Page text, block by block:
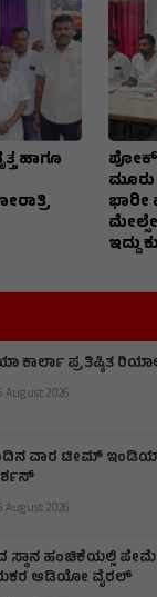
ಹಾಗೂ
ಇದ್ದು
ಕಾರ್ಲಾ ಪ್ರತಿಷ್ಠಿತ
August 2026
ವಾರ ಟೀಮ್
August 2026
ಸ್ಥಾನ ಹಂಚಿಕೆಯಲ್ಲಿ
ಆಡಿಯೋ ವೈರಲ್